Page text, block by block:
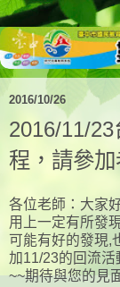
2016/10/26
2016/11/
程，請參
各位老師：大家
用上一定有所發
可能有好的發現,
加11/23的回流活
~~期待與您的見